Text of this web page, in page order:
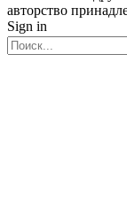
авторство
Sign in